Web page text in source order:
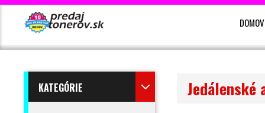
DOMOV
KATEGÓRIE Jedálenské